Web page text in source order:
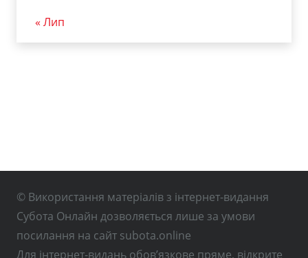
« Лип
© Використання матеріалів з інтернет-видання
Субота Онлайн дозволяється лише за умови
посилання на сайт subota.online
Для інтернет-видань обов’язкове пряме, відкрите